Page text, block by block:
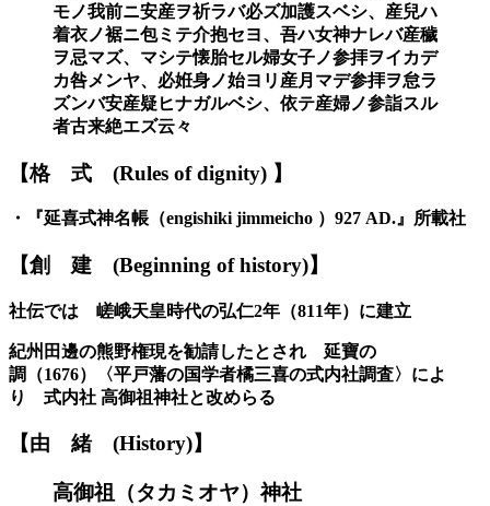
モノ我前ニ安産ヲ祈ラバ必ズ加護スベシ、産兒ハ
着衣ノ裾ニ包ミテ介抱セヨ、吾ハ女神ナレバ産穢
ヲ忌マズ、マシテ懐胎セル婦女子ノ参拝ヲイカデ
カ咎メンヤ、必姙身ノ始ヨリ産月マデ参拝ヲ怠ラ
ズンバ安産疑ヒナガルベシ、依テ産婦ノ参詣スル
者古来絶エズ云々
【格 式 (Rules of dignity) 】
・『延喜式神名帳 （engishiki jimmeicho ） 927 AD. 』 所載社
【創 建 (Beginning of history)】
社伝では 嵯峨天皇時代の弘仁2年（811年）に建立
紀州田邊の熊野権現を勧請したとされ 延寶の
調
（1676） 〈平戸藩の国学者橘三喜の式内社調査〉 によ
り
式内社 高御祖神社と改めらる
【由 緒 (History)】
高御祖 （タカミオヤ）神社